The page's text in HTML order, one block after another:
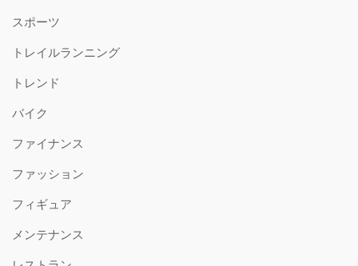
スポーツ
トレイルランニング
トレンド
バイク
ファイナンス
ファッション
フィギュア
メンテナンス